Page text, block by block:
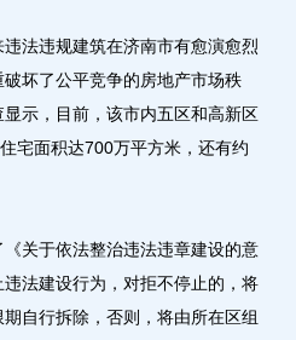
法违规建筑在济南市有愈演愈烈
坏了公平竞争的房地产市场秩
示，目前，该市内五区和高新区
宅面积达700万平方米，还有约
关于依法整治违法违章建设的意
法建设行为，对拒不停止的，将
自行拆除，否则，将由所在区组